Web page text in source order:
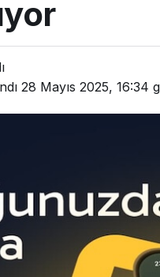
28 Mayıs 2025, 16:34